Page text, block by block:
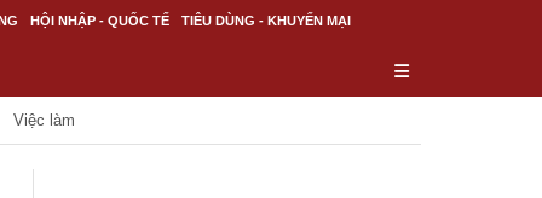
HỘI NHẬP - QUỐC TẾ TIÊU DÙNG - KHUYẾN MẠI
Việc làm